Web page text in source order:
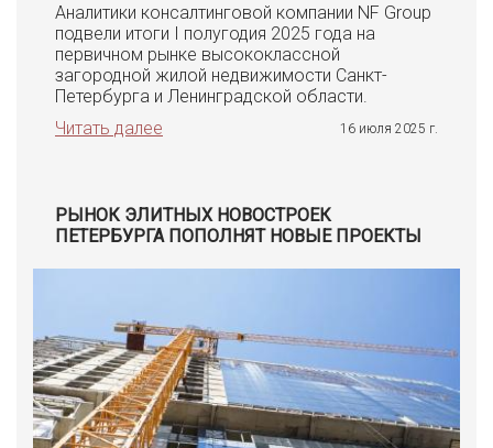
Аналитики консалтинговой компании NF Group
подвели итоги I полугодия 2025 года на
первичном рынке высококлассной
загородной жилой недвижимости Санкт-
Петербурга и Ленинградской области.
Читать далее
16 июля 2025 г.
РЫНОК ЭЛИТНЫХ НОВОСТРОЕК
ПЕТЕРБУРГА ПОПОЛНЯТ НОВЫЕ ПРОЕКТЫ